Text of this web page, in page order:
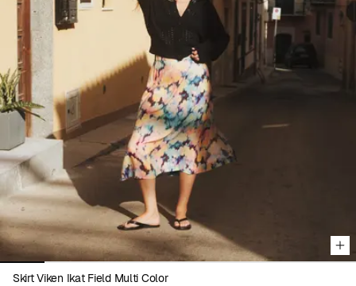
unseres CO2-Fußabdrucks.
Viewing image 1 of 8
Skirt Viken Ikat Field Multi Color